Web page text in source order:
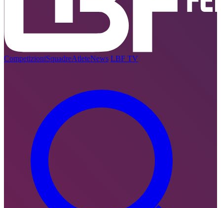
CompetizioniSquadreAtleteNews LBF TV